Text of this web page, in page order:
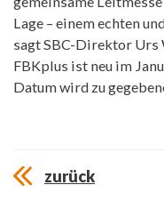
Lage – einem echten
sagt SBC-Direktor Urs
FBKplus ist neu im
Datum wird zu
zurück